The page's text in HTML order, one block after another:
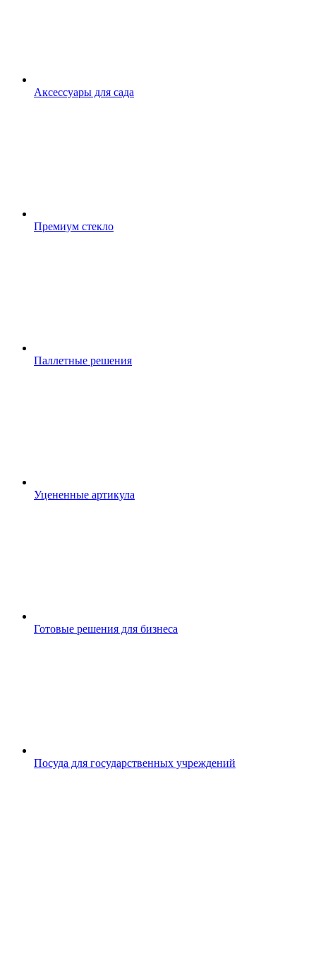
Аксессуары для сада
Премиум стекло
Паллетные решения
Уцененные артикула
Готовые решения для бизнеса
Посуда для государственных учреждений